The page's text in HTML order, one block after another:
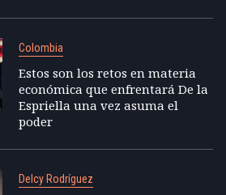
Colombia
Estos son los retos en materia
económica que enfrentará De la
Espriella una vez asuma el
poder
Delcy Rodríguez